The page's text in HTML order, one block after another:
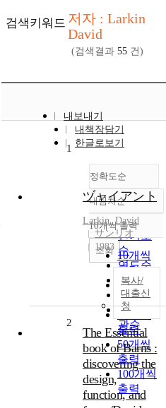
검색키워드 저자 : Larkin
David
(검색결과 55 건)
내보내기
내책장담기
한글로보기
정확도순
정확도
순
인기도
순
연도순
제목순
저자순
발행기
관순
내림차순
내림차순
10개씩 출력
10개씩
출력
20개씩
출력
출력
50개씩
출력
100개씩
출력
조회
1
ヅャイアント
Larkin, David
サンリオ
1983
복사/
대출신
청
2
The Essential
book of Barns :
discovering the
design,
function, and